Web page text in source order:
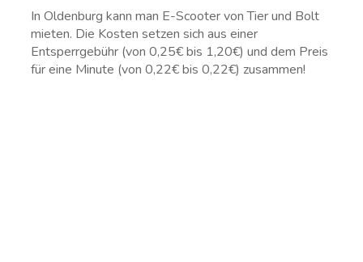
In Oldenburg kann man E-Scooter von Tier und Bolt
mieten. Die Kosten setzen sich aus einer
Entsperrgebühr (von 0,25€ bis 1,20€) und dem Preis
für eine Minute (von 0,22€ bis 0,22€) zusammen!